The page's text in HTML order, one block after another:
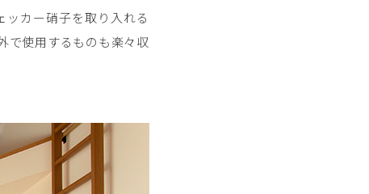
カー硝子を取り入れる
で使用するものも楽々収